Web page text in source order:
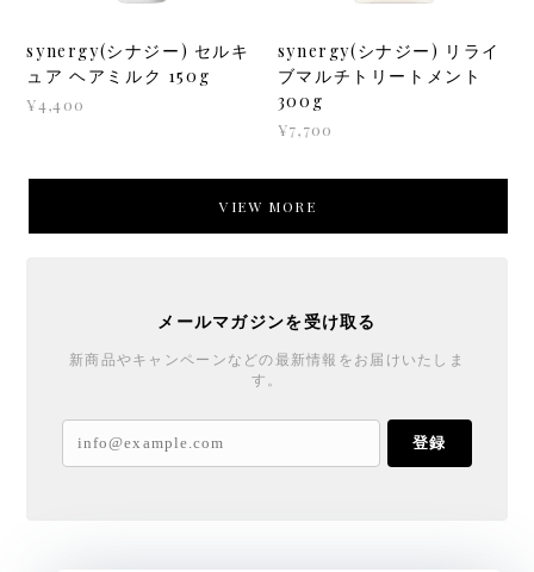
synergy(シナジー) セルキ
ュア ヘアミルク 150g
¥4,400
synergy(シナジー) リライ
ブマルチトリートメント
300g
¥7,700
VIEW MORE
メールマガジンを受け取る
新商品やキャンペーンなどの最新情報をお届けいたしま
す。
登録